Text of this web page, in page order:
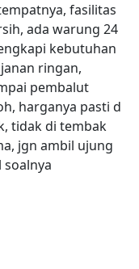
fasilitas
ada warung 24
kebutuhan
ringan,
pembalut
harganya pasti d
tidak di tembak
jgn ambil ujung
soalnya